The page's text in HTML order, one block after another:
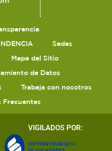
Sedes
Mapa del Sitio
de Datos
Trabaja con nosotros
Frecuentes
VIGILADOS POR: